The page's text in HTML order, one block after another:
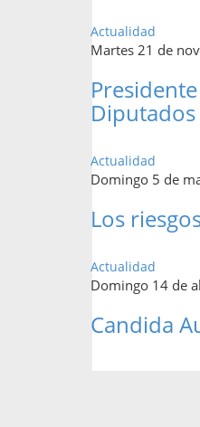
Actualidad
Martes 21 de
Actualidad
Domingo 5 de
Los
Actualidad
Domingo 14 de
Candida